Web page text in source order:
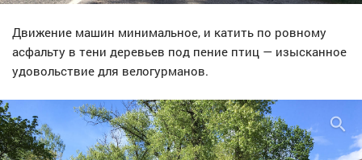
Движение машин минимальное, и катить по ровному
асфальту в тени деревьев под пение птиц — изысканное
удовольствие для велогурманов.